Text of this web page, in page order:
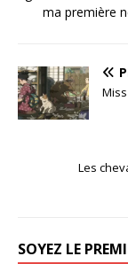
ma première
Les
SOYEZ LE